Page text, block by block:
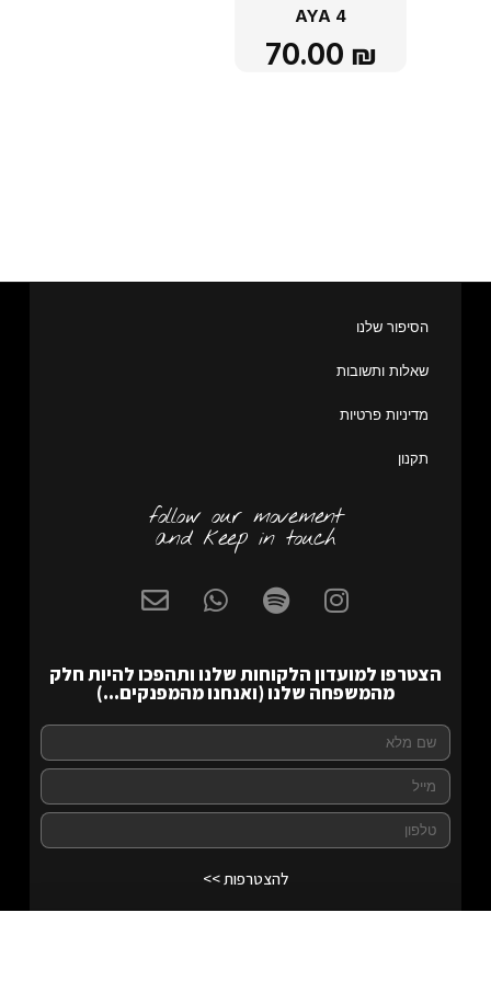
AYA 4
70.00 ₪
הסיפור שלנו
שאלות ותשובות
מדיניות פרטיות
תקנון
follow our movement
and keep in touch
הצטרפו למועדון הלקוחות שלנו ותהפכו להיות חלק
מהמשפחה שלנו (ואנחנו מהמפנקים...)
להצטרפות >>